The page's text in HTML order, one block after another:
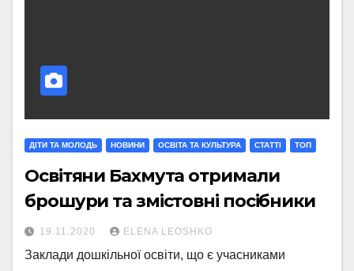
ДІТИ ТА МОЛОДЬ НОВИНИ ОСВІТА ТА КУЛЬТУРА СТАТТI ТОП
Освітяни Бахмута отримали
брошури та змістовні посібники
19.11.2020 ELENA LEOSHKO
Заклади дошкільної освіти, що є учасниками